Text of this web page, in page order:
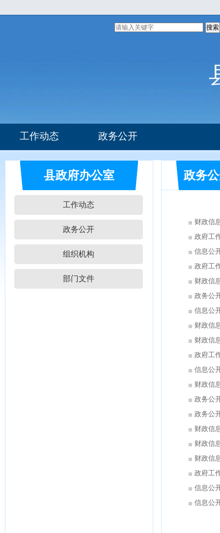
搜索
工作动态 政务公开
组织机构 部门文件
县政府办公室
工作动态
政务公开
组织机构
部门文件
政务
财政信
政府工
信息公
政府工
财政信
政务公
信息公
财政信
财政信
政府工
信息公
财政信
政务公
政务公
财政信
财政信
财政信
政府工
信息公
信息公